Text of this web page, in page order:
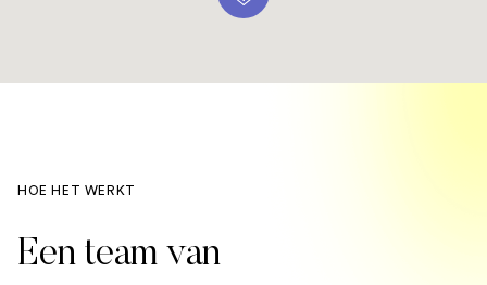
HOE HET WERKT
Een team van